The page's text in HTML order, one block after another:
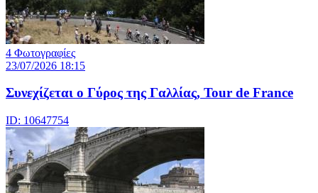
4 Φωτογραφίες
23/07/2026 18:15
Συνεχίζεται ο Γύρος της Γαλλίας, Tour de France
ID: 10647754